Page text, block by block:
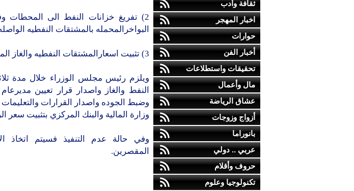
ثقافة وأدب
اخبار المهجر
حوارات
أخبار الفن
تحقيقات واستطلاعات
مال وأعمال
عشاق الرياضة
أزواج وزوجات
بانوراما
عربي .. دولي
حروف وأقلام
تكنولوجيا وعلوم
2) تفريغ خزانات النفط الى المحطات
البواخرالمحمله بالمشتقات النفطيه
3) تثبيت اسعارالمشتقات النفطيه والغاز المنزلي.
ويلزم رئيس مجلس الوزراء خلال مدة
النفط والغاز واصدار قرار تعيين
وضبط الجوده واصدار القرارات والتعليمات
وزارة المالية والبنك المركزي بتثبيت سعر
وفي حالة عدم التنفيذ فسيتم اتخاذ
المقصرين.